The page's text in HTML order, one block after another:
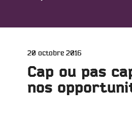
Publié
20 octobre 2016
Cap ou pas
nos